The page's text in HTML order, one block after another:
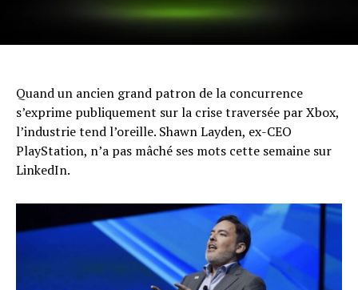
Quand un ancien grand patron de la concurrence
s’exprime publiquement sur la crise traversée par Xbox,
l’industrie tend l’oreille. Shawn Layden, ex-CEO
PlayStation, n’a pas mâché ses mots cette semaine sur
LinkedIn.